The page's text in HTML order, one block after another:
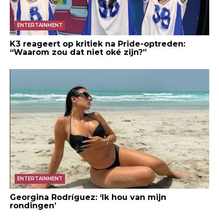
ENTERTAINMENT
K3 reageert op kritiek na Pride-optreden:
“Waarom zou dat niet oké zijn?”
ENTERTAINMENT
Georgina Rodríguez: ‘Ik hou van mijn
rondingen’